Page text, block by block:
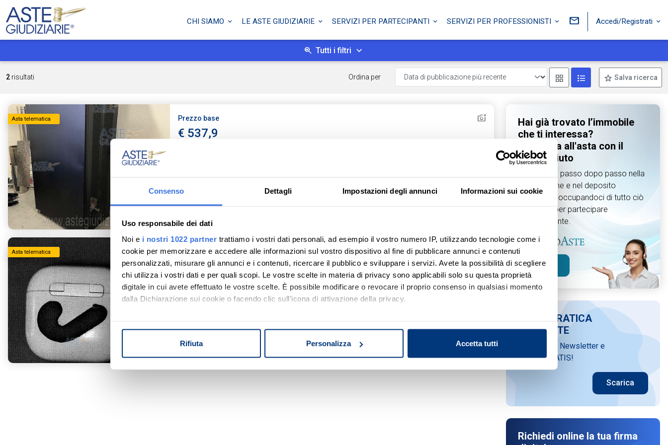
Consenso Dettagli Impostazioni degli annunci Informazioni sui cookie
Uso responsabile dei dati
Noi e i nostri 1022 partner trattiamo i vostri dati personali, ad esempio il vostro numero IP, utilizzando tecnologie come i
cookie per memorizzare e accedere alle informazioni sul vostro dispositivo al fine di pubblicare annunci e contenuti
personalizzati, misurare gli annunci e i contenuti, ricercare il pubblico e sviluppare i servizi. Avete la possibilità di scegliere
chi utilizza i vostri dati e per quali scopi. Le vostre scelte in materia di privacy sono applicabili solo su questa proprietà
digitale in cui avete effettuato le vostre scelte. È possibile modificare o revocare il proprio consenso in qualsiasi momento
dalla Dichiarazione sui cookie o facendo clic sull'icona di attivazione della privacy.
Identificare il tuo dispositivo, scansionandolo attivamente alla ricerca di caratteristiche specifiche (impronte
digitali).
nostro traffico. Condividiamo inoltre informazioni sul modo in cui utilizza il nostro sito con i nostri partner che si occupano
di analisi dei dati web, pubblicità e social media, i quali potrebbero combinarle con altre informazioni che ha fornito loro o
Rifiuta Personalizza Accetta tutti
CHI SIAMO LE ASTE GIUDIZIARIE SERVIZI PER PARTECIPANTI SERVIZI PER PROFESSIONISTI Accedi/Registrati
Tutti i filtri
2 risultati Ordina per Mostra come box
Mostra come lista
Salva ricerca
Asta telematica Prezzo base
€ 537,9
Tribunale di Terni - Liquidazione Giudiziale
Ruolo: 15 / 2025 - Lotto: 4
Asta telematica Prezzo base
€ 5.560
Mobili da casa e varie
- - Terni (TR)
CondividiAggiungi ai preferiti
Hai già trovato l’immobile
che ti interessa?
Partecipa all'asta con il
nostro aiuto
Ti guidiamo passo dopo passo nella
preparazione e nel deposito
dell’offerta, occupandoci di tutto ciò
che serve per partecipare
correttamente.
Scopri
GUIDA PRATICA
ALLE ASTE
Iscriviti alla Newsletter e
scarica GRATIS!
Scarica
Richiedi online la tua firma